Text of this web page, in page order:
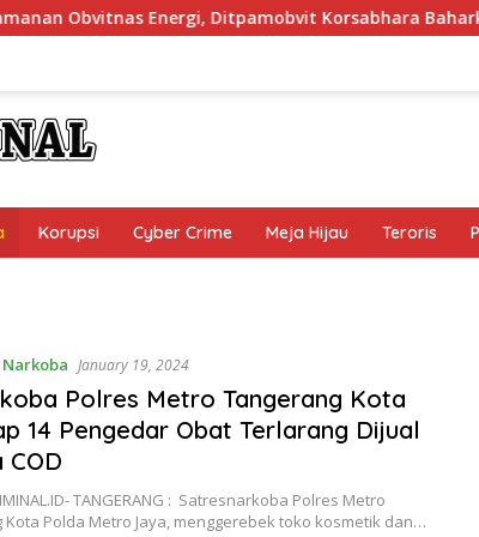
Energi, Ditpamobvit Korsabhara Baharkam Polri
Korupsi Cyber Crime Meja Hijau Teroris
Narkoba January 19, 2024
Polres Metro Tangerang Kota
14 Pengedar Obat Terlarang Dijual
COD
TANGERANG : Satresnarkoba Polres Metro
Kota Polda Metro Jaya, menggerebek toko kosmetik dan…